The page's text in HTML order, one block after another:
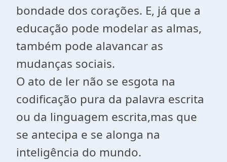
bondade dos corações. E, já que a
educação pode modelar as almas,
também pode alavancar as
mudanças sociais.
O ato de ler não se esgota na
codificação pura da palavra escrita
ou da linguagem escrita,mas que
se antecipa e se alonga na
inteligência do mundo.